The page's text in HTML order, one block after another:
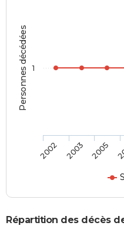
Personnes décédées
2002 2003 2005
1
Répartition des décès